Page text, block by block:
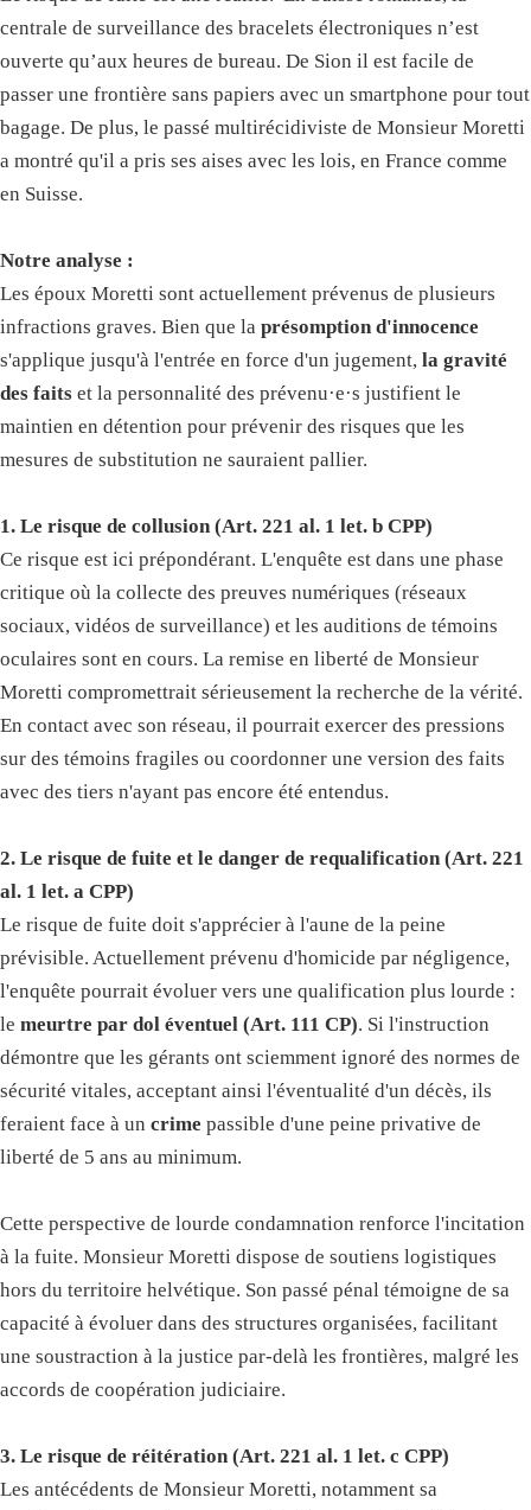
centrale de surveillance des bracelets électroniques n’est
ouverte qu’aux heures de bureau. De Sion il est facile de
passer une frontière sans papiers avec un smartphone pour tout
bagage. De plus, le passé multirécidiviste de Monsieur Moretti
a montré qu'il a pris ses aises avec les lois, en France comme
en Suisse.
Notre analyse :
Les époux Moretti sont actuellement prévenus de plusieurs
infractions graves. Bien que la présomption d'innocence
s'applique jusqu'à l'entrée en force d'un jugement, la gravité
des faits et la personnalité des prévenu·e·s justifient le
maintien en détention pour prévenir des risques que les
mesures de substitution ne sauraient pallier.
1. Le risque de collusion (Art. 221 al. 1 let. b CPP)
Ce risque est ici prépondérant. L'enquête est dans une phase
critique où la collecte des preuves numériques (réseaux
sociaux, vidéos de surveillance) et les auditions de témoins
oculaires sont en cours. La remise en liberté de Monsieur
Moretti compromettrait sérieusement la recherche de la vérité.
En contact avec son réseau, il pourrait exercer des pressions
sur des témoins fragiles ou coordonner une version des faits
avec des tiers n'ayant pas encore été entendus.
2. Le risque de fuite et le danger de requalification (Art. 221
al. 1 let. a CPP)
Le risque de fuite doit s'apprécier à l'aune de la peine
prévisible. Actuellement prévenu d'homicide par négligence,
l'enquête pourrait évoluer vers une qualification plus lourde :
le meurtre par dol éventuel (Art. 111 CP). Si l'instruction
démontre que les gérants ont sciemment ignoré des normes de
sécurité vitales, acceptant ainsi l'éventualité d'un décès, ils
feraient face à un crime passible d'une peine privative de
liberté de 5 ans au minimum.
Cette perspective de lourde condamnation renforce l'incitation
à la fuite. Monsieur Moretti dispose de soutiens logistiques
hors du territoire helvétique. Son passé pénal témoigne de sa
capacité à évoluer dans des structures organisées, facilitant
une soustraction à la justice par-delà les frontières, malgré les
accords de coopération judiciaire.
3. Le risque de réitération (Art. 221 al. 1 let. c CPP)
Les antécédents de Monsieur Moretti, notamment sa